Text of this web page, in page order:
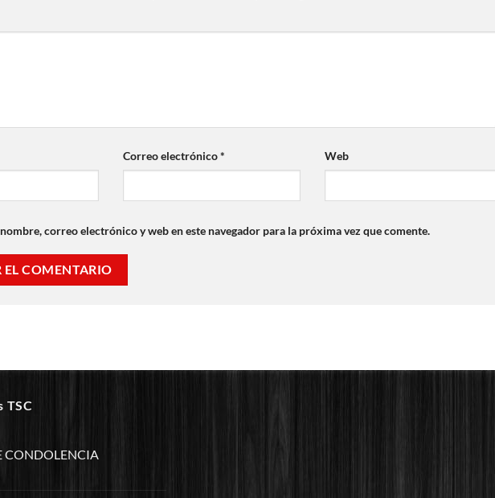
Correo electrónico* Web
correo electrónico y web en este navegador para la próxima vez que comente.
TSC
CONDOLENCIA